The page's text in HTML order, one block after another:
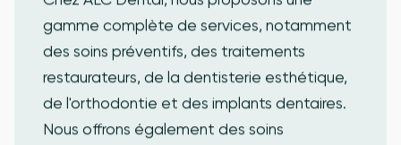
gamme complète de services, notamment
des soins préventifs, des traitements
restaurateurs, de la dentisterie esthétique,
de l'orthodontie et des implants dentaires.
Nous offrons également des soins